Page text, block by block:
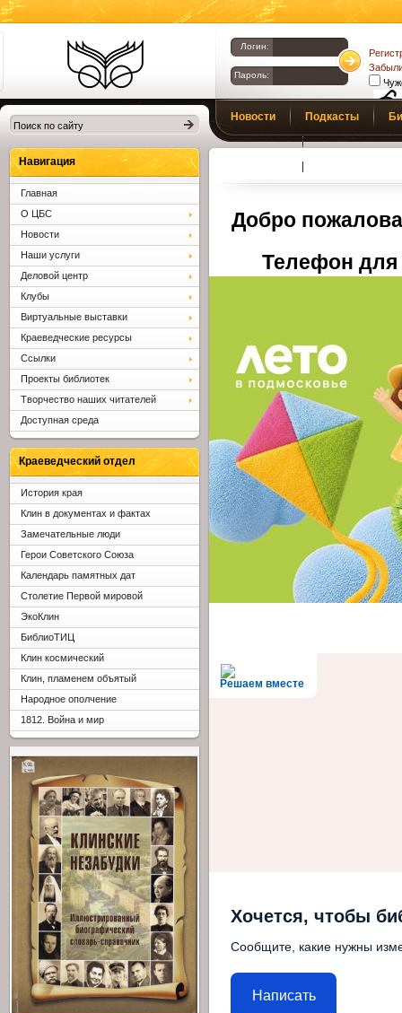
Библиотеки
Клина. Клинская
ЦБС.
Логин:
Пароль:
Новости Подкасты
Добро
Телефон для
Решаем вместе
Хочется, чтобы
Сообщите, какие нужны
Написать
Навигация
Главная
О ЦБС
Новости
Наши услуги
Деловой центр
Клубы
Виртуальные выставки
Краеведческие ресурсы
Ссылки
Проекты библиотек
Творчество наших читателей
Доступная среда
Краеведческий отдел
История края
Клин в документах и фактах
Замечательные люди
Герои Советского Союза
Календарь памятных дат
Столетие Первой мировой
ЭкоКлин
БиблиоТИЦ
Клин космический
Клин, пламенем объятый
Народное ополчение
1812. Война и мир